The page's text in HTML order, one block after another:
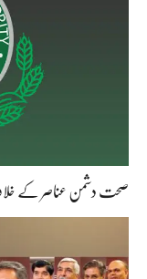
صحت دشمن عناصر کے خلاف